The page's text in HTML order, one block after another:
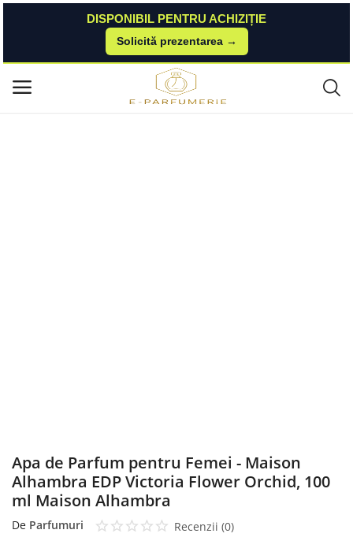
DISPONIBIL PENTRU ACHIZIȚIE
Solicită prezentarea →
Meniu principal
Parfumuri Pentru Femei
Apa de Parfum pentru Femei - Maison Alhambra EDP Victoria Flower Orc
hid, 100 ml Maison Alhambra
Apa de Parfum pentru Femei - Maison
Alhambra EDP Victoria Flower Orchid, 100
ml Maison Alhambra
De Parfumuri Recenzii (0)